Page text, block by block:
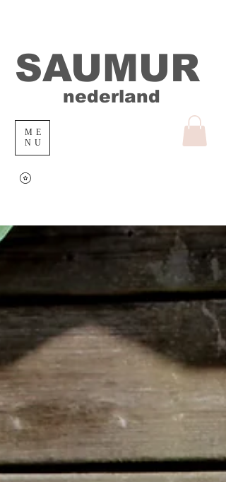
SAUMUR
nederland
ME
NU